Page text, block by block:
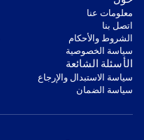
معلومات عنا
اتصل بنا
‫الشروط والأحكام‬
‫سياسة الخصوصية‬
‫الأسئلة الشائعة‬
‫سياسة الاستبدال والإرجاع‬
‫سياسة الضمان‬